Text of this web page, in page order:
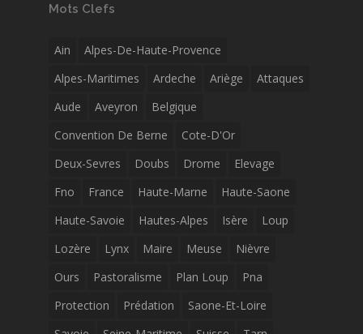
Mots Clefs
Ain
Alpes-De-Haute-Provence
Alpes-Maritimes
Ardeche Ariège
Attaques
Aude
Aveyron
Belgique
Convention De Berne
Cote-D'Or
Deux-Sevres
Doubs Drome
Elevage
Fno
France Haute-Marne
Haute-Saone
Haute-Savoie
Hautes-Alpes Isère
Loup
Lozère
Lynx Maire Meuse
Nièvre
Ours
Pastoralisme Plan Loup
Pna
Protection
Prédation
Saone-Et-Loire